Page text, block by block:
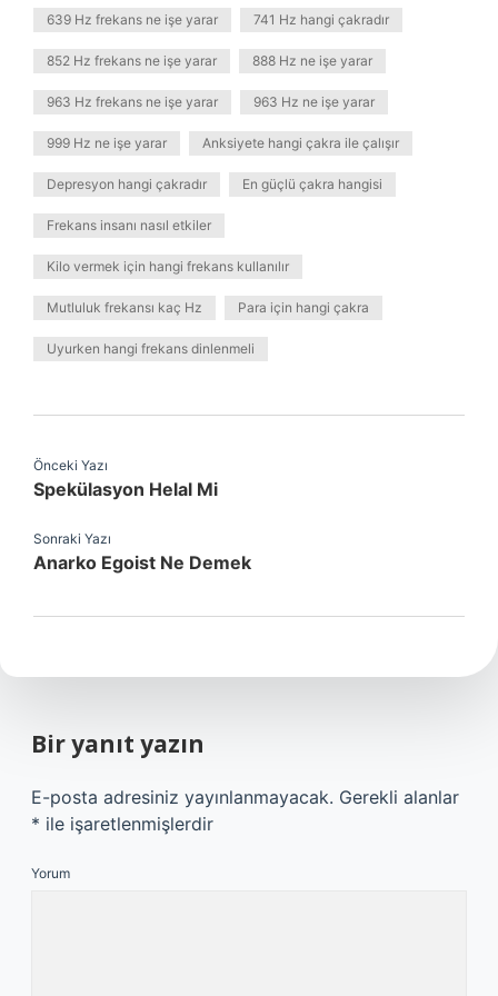
639 Hz frekans ne işe yarar 741 Hz hangi çakradır
852 Hz frekans ne işe yarar 888 Hz ne işe yarar
963 Hz frekans ne işe yarar 963 Hz ne işe yarar
999 Hz ne işe yarar Anksiyete hangi çakra ile çalışır
Depresyon hangi çakradır En güçlü çakra hangisi
Frekans insanı nasıl etkiler
Kilo vermek için hangi frekans kullanılır
Mutluluk frekansı kaç Hz Para için hangi çakra
Uyurken hangi frekans dinlenmeli
Önceki Yazı
Spekülasyon Helal Mi
Sonraki Yazı
Anarko Egoist Ne Demek
Bir yanıt yazın
E-posta adresiniz yayınlanmayacak. Gerekli alanlar
* ile işaretlenmişlerdir
Yorum